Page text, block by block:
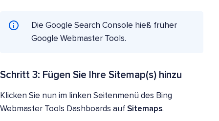
Die Google Search Console hieß früher
Google Webmaster Tools.
Schritt 3: Fügen Sie Ihre Sitemap(s) hinzu
Klicken Sie nun im linken Seitenmenü des Bing
Webmaster Tools Dashboards auf Sitemaps.